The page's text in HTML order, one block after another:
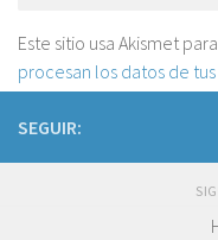
Este sitio usa Akismet
procesan los datos de
SEGUIR: